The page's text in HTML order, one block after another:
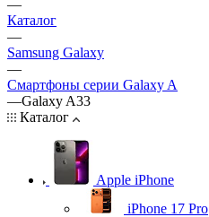
—
Каталог
—
Samsung Galaxy
—
Смартфоны серии Galaxy A
—Galaxy A33
Каталог
Apple iPhone
iPhone 17 Pro